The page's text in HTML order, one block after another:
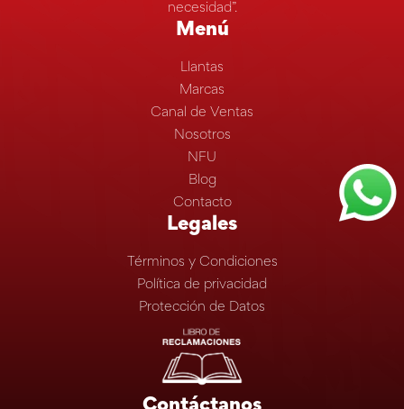
necesidad”.
Menú
Llantas
Marcas
Canal de Ventas
Nosotros
NFU
Blog
Contacto
Legales
Términos y Condiciones
Política de privacidad
Protección de Datos